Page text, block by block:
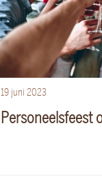
19 juni 2023
Personeelsfeest